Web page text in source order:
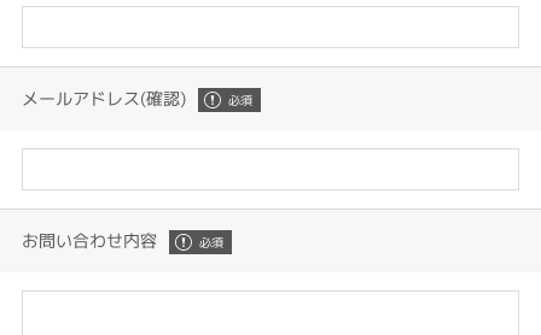
メールアドレス(確認)
お問い合わせ内容